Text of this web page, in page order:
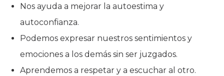
Nos ayuda a mejorar la autoestima y
autoconfianza.
Podemos expresar nuestros sentimientos y
emociones a los demás sin ser juzgados.
Aprendemos a respetar y a escuchar al otro.